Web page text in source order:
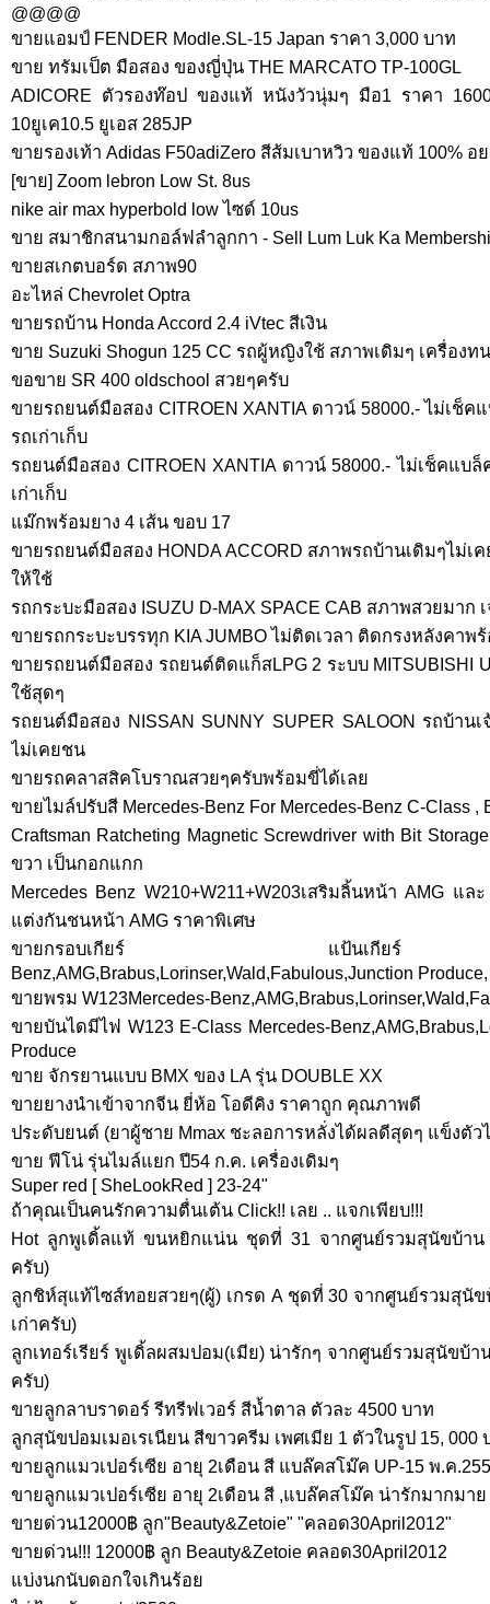
@@@@
ขายแอมป์ FENDER Modle.SL-15 Japan ราคา 3,000 บาท
ขาย ทรัมเป็ต มือสอง ของญี่ปุ่น THE MARCATO TP-100GL
ADICORE ตัวรองท๊อป ของแท้ หนังวัวนุ่มๆ มือ1 ราคา
10ยูเค10.5 ยูเอส 285JP
ขายรองเท้า Adidas F50adiZero สีส้มเบาหวิว ของแท้ 100% อ
[ขาย] Zoom lebron Low St. 8us
nike air max hyperbold low ไซด์ 10us
ขาย สมาชิกสนามกอล์ฟลำลูกกา - Sell Lum Luk Ka
ขายสเกตบอร์ด สภาพ90
อะไหล่ Chevrolet Optra
ขายรถบ้าน Honda Accord 2.4 iVtec สีเงิน
ขาย Suzuki Shogun 125 CC รถผู้หญิงใช้ สภาพเดิมๆ เครื่อง
ขอขาย SR 400 oldschool สวยๆครับ
ขายรถยนต์มือสอง CITROEN XANTIA ดาวน์ 58000.- ไม่เช็ค
รถเก่าเก็บ
รถยนต์มือสอง CITROEN XANTIA ดาวน์ 58000.- ไม่เช็คแบ
เก่าเก็บ
แม๊กพร้อมยาง 4 เส้น ขอบ 17
ขายรถยนต์มือสอง HONDA ACCORD สภาพรถบ้านเดิมๆไม่
ให้ใช้
รถกระบะมือสอง ISUZU D-MAX SPACE CAB สภาพสวยมาก
ขายรถกระบะบรรทุก KIA JUMBO ไม่ติดเวลา ติดกรงหลังคา
ขายรถยนต์มือสอง รถยนต์ติดแก็สLPG 2 ระบบ MITSUBISHI
ใช้สุดๆ
รถยนต์มือสอง NISSAN SUNNY SUPER SALOON รถบ้าน
ไม่เคยชน
ขายรถคลาสสิคโบราณสวยๆครับพร้อมขี่ได้เลย
ขายไมล์ปรับสี Mercedes-Benz For Mercedes-Benz C-Class ,
Craftsman Ratcheting Magnetic Screwdriver with Bit
ขวา เป็นกอกแกก
Mercedes Benz W210+W211+W203เสริมลิ้นหน้า AMG แ
แต่งกันชนหน้า AMG ราคาพิเศษ
ขายกรอบเกียร์ แป้นเกียร์
Benz,AMG,Brabus,Lorinser,Wald,Fabulous,Junction Produce,
ขายพรม W123Mercedes-
ขายบันไดมีไฟ W123 E-Class Mercedes-
Produce
ขาย จักรยานแบบ BMX ของ LA รุ่น DOUBLE XX
ขายยางนำเข้าจากจีน ยี่ห้อ โอดีคิง ราคาถูก คุณภาพดี
ประดับยนต์ (ยาผู้ชาย Mmax ชะลอการหลั่งได้ผลดีสุดๆ แข็งตัว
ขาย ฟีโน่ รุ่นไมล์แยก ปี54 ก.ค. เครื่องเดิมๆ
Super red [ SheLookRed ] 23-24"
ถ้าคุณเป็นคนรักความตื่นเต้น Click!! เลย .. แจกเพียบ!!!
Hot ลูกพูเดิ้ลแท้ ขนหยิกแน่น ชุดที่ 31 จากศูนย์รวมสุนัขบ้าน
ครับ)
ลูกชิห์สุแท้ไซส์ทอยสวยๆ(ผู้) เกรด A ชุดที่ 30 จากศูนย์รวมสุนัข
เก่าครับ)
ลูกเทอร์เรียร์ พูเดิ้ลผสมปอม(เมีย) น่ารักๆ จากศูนย์รวมสุนัขบ้า
ครับ)
ขายลูกลาบราดอร์ รีทรีฟเวอร์ สีน้ำตาล ตัวละ 4500 บาท
ลูกสุนัขปอมเมอเรเนียน สีขาวครีม เพศเมีย 1 ตัวในรูป 15, 000
ขายลูกแมวเปอร์เซีย อายุ 2เดือน สี แบล๊คสโม๊ค UP-15 พ.ค
ขายลูกแมวเปอร์เซีย อายุ 2เดือน สี ,แบล๊คสโม๊ค น่ารักมากมาย
ขายด่วน12000฿ ลูก"Beauty&Zetoie" "คลอด30April2012"
ขายด่วน!!! 12000฿ ลูก Beauty&Zetoie คลอด30April2012
แบ่งนกนับดอกใจเกินร้อย